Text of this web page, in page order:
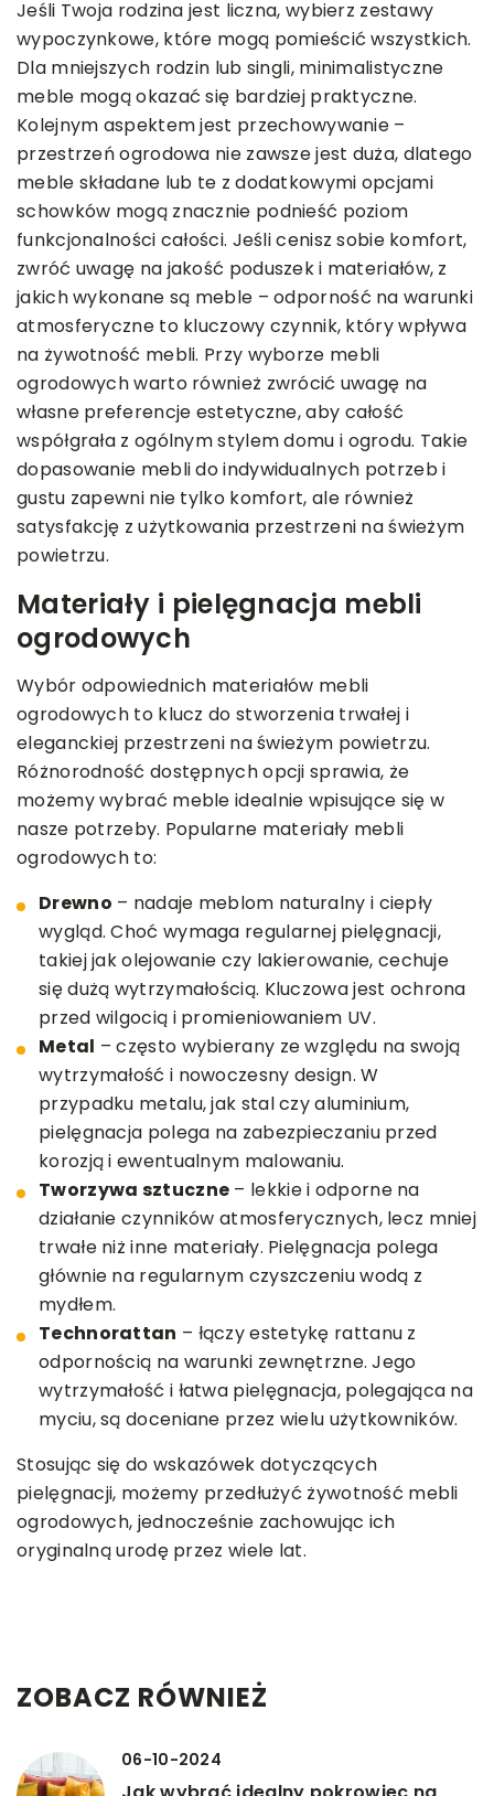
Jeśli Twoja rodzina jest liczna, wybierz zestawy
wypoczynkowe, które mogą pomieścić wszystkich.
Dla mniejszych rodzin lub singli, minimalistyczne
meble mogą okazać się bardziej praktyczne.
Kolejnym aspektem jest przechowywanie –
przestrzeń ogrodowa nie zawsze jest duża, dlatego
meble składane lub te z dodatkowymi opcjami
schowków mogą znacznie podnieść poziom
funkcjonalności całości. Jeśli cenisz sobie komfort,
zwróć uwagę na jakość poduszek i materiałów, z
jakich wykonane są meble – odporność na warunki
atmosferyczne to kluczowy czynnik, który wpływa
na żywotność mebli. Przy wyborze mebli
ogrodowych warto również zwrócić uwagę na
własne preferencje estetyczne, aby całość
współgrała z ogólnym stylem domu i ogrodu. Takie
dopasowanie mebli do indywidualnych potrzeb i
gustu zapewni nie tylko komfort, ale również
satysfakcję z użytkowania przestrzeni na świeżym
powietrzu.
Materiały i pielęgnacja mebli
ogrodowych
Wybór odpowiednich materiałów mebli
ogrodowych to klucz do stworzenia trwałej i
eleganckiej przestrzeni na świeżym powietrzu.
Różnorodność dostępnych opcji sprawia, że
możemy wybrać meble idealnie wpisujące się w
nasze potrzeby. Popularne materiały mebli
ogrodowych to:
Drewno – nadaje meblom naturalny i ciepły
wygląd. Choć wymaga regularnej pielęgnacji,
takiej jak olejowanie czy lakierowanie, cechuje
się dużą wytrzymałością. Kluczowa jest ochrona
przed wilgocią i promieniowaniem UV.
Metal – często wybierany ze względu na swoją
wytrzymałość i nowoczesny design. W
przypadku metalu, jak stal czy aluminium,
pielęgnacja polega na zabezpieczaniu przed
korozją i ewentualnym malowaniu.
Tworzywa sztuczne – lekkie i odporne na
działanie czynników atmosferycznych, lecz mniej
trwałe niż inne materiały. Pielęgnacja polega
głównie na regularnym czyszczeniu wodą z
mydłem.
Technorattan – łączy estetykę rattanu z
odpornością na warunki zewnętrzne. Jego
wytrzymałość i łatwa pielęgnacja, polegająca na
myciu, są doceniane przez wielu użytkowników.
Stosując się do wskazówek dotyczących
pielęgnacji, możemy przedłużyć żywotność mebli
ogrodowych, jednocześnie zachowując ich
oryginalną urodę przez wiele lat.
ZOBACZ RÓWNIEŻ
06-10-2024